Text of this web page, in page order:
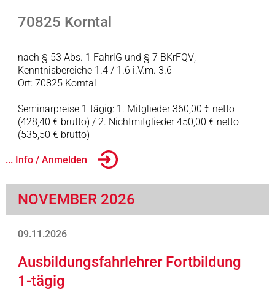
70825 Korntal
nach § 53 Abs. 1 FahrlG und § 7 BKrFQV;
Kenntnisbereiche 1.4 / 1.6 i.V.m. 3.6
Ort: 70825 Korntal
Seminarpreise 1-tägig: 1. Mitglieder 360,00 € netto
(428,40 € brutto) / 2. Nichtmitglieder 450,00 € netto
(535,50 € brutto)
... Info / Anmelden
NOVEMBER 2026
09.11.2026
Ausbildungsfahrlehrer Fortbildung
1-tägig